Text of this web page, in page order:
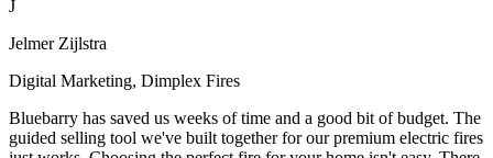
J
Jelmer Zijlstra
Digital Marketing, Dimplex Fires
Bluebarry has saved us weeks of time and a good bit of budget. The
guided selling tool we've built together for our premium electric fires